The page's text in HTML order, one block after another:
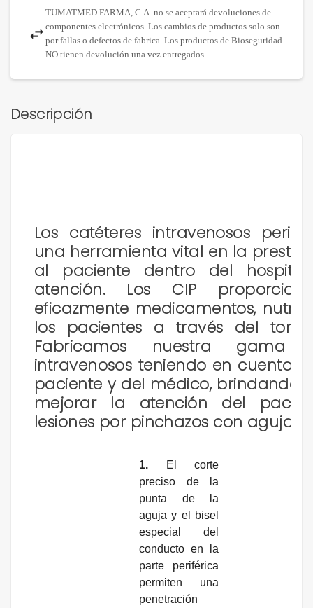
TUMATMED FARMA, C.A. no se aceptará devoluciones de
componentes electrónicos. Los cambios de productos solo son
por fallas o defectos de fabrica. Los productos de Bioseguridad
NO tienen devolución una vez entregados.
Descripción
Los catéteres intravenosos
una herramienta vital en la
al paciente dentro del
atención. Los CIP
eficazmente medicamentos,
los pacientes a través del
Fabricamos nuestra gama
intravenosos teniendo en cuenta
paciente y del médico, brindando
mejorar la atención del
lesiones por pinchazos con agujas.
1. El corte
preciso de la
punta de la
aguja y el bisel
especial del
conducto en la
parte periférica
permiten una
penetración